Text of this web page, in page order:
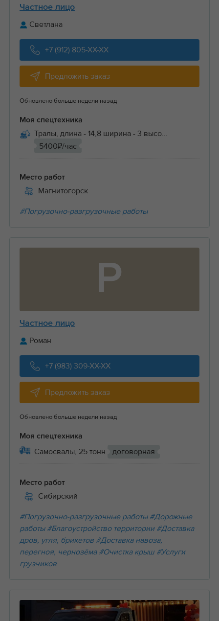
Частное лицо
Светлана
+7 (912) 805-XX-XX
Предложить заказ
Обновлено больше недели назад
Моя спецтехника
Тралы, длина - 14,8 ширина - 3 высо...
5400₽/час
Место работ
Магнитогорск
#Погрузочно-разгрузочные работы
Р
Частное лицо
Роман
+7 (983) 309-XX-XX
Предложить заказ
Обновлено больше недели назад
Моя спецтехника
Самосвалы, 25 тонн договорная
Место работ
Сибирский
#Погрузочно-разгрузочные работы #Дорожные
работы #Благоустройство территории #Доставка
дров, угля, брикетов #Доставка навоза,
перегноя, чернозёма #Очистка крыш #Услуги
грузчиков